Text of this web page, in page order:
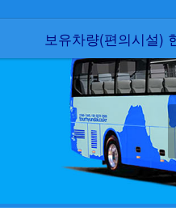
보유차량(편의시설)